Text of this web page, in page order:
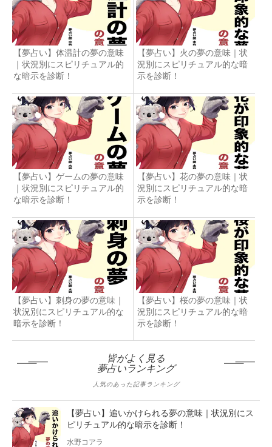
【夢占い】体温計の夢の意味
｜状況別にスピリチュアル的
な暗示を診断！
【夢占い】火の夢の意味｜状
況別にスピリチュアル的な暗
示を診断！
【夢占い】ゲームの夢の意味
｜状況別にスピリチュアル的
な暗示を診断！
【夢占い】花の夢の意味｜状
況別にスピリチュアル的な暗
示を診断！
【夢占い】刺身の夢の意味｜
状況別にスピリチュアル的な
暗示を診断！
【夢占い】桜の夢の意味｜状
況別にスピリチュアル的な暗
示を診断！
皆がよく見る
夢占いランキング
人気のあった記事ランキング
【夢占い】追いかけられる夢の意味｜状況別にス
ピリチュアル的な暗示を診断！
水野コアラ